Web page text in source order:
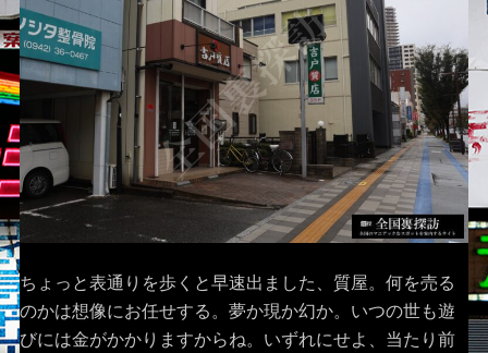
ちょっと表通りを歩くと早速出ました、質屋。何を売る
のかは想像にお任せする。夢か現か幻か。いつの世も遊
びには金がかかりますからね。いずれにせよ、当たり前